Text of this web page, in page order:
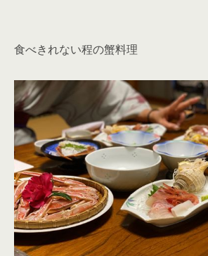
食べきれない程の蟹料理